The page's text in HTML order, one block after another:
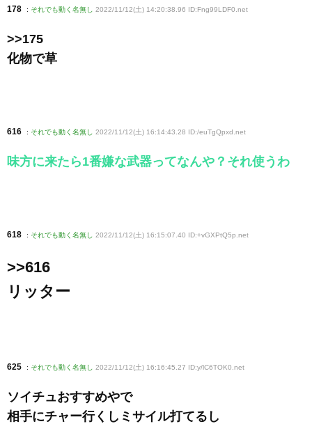
178 : それでも動く名無し 2022/11/12(土) 14:20:38.96 ID:Fng99LDF0 .net
>>175
化物で草
616 : それでも動く名無し 2022/11/12(土) 16:14:43.28 ID:/euTgQpxd .net
味方に来たら1番嫌な武器ってなんや？それ使うわ
618 : それでも動く名無し 2022/11/12(土) 16:15:07.40 ID:+vGXPtQ5p .net
>>616
リッター
625 : それでも動く名無し 2022/11/12(土) 16:16:45.27 ID:y/lC6TOK0 .net
ソイチュおすすめやで
相手にチャー行くしミサイル打てるし